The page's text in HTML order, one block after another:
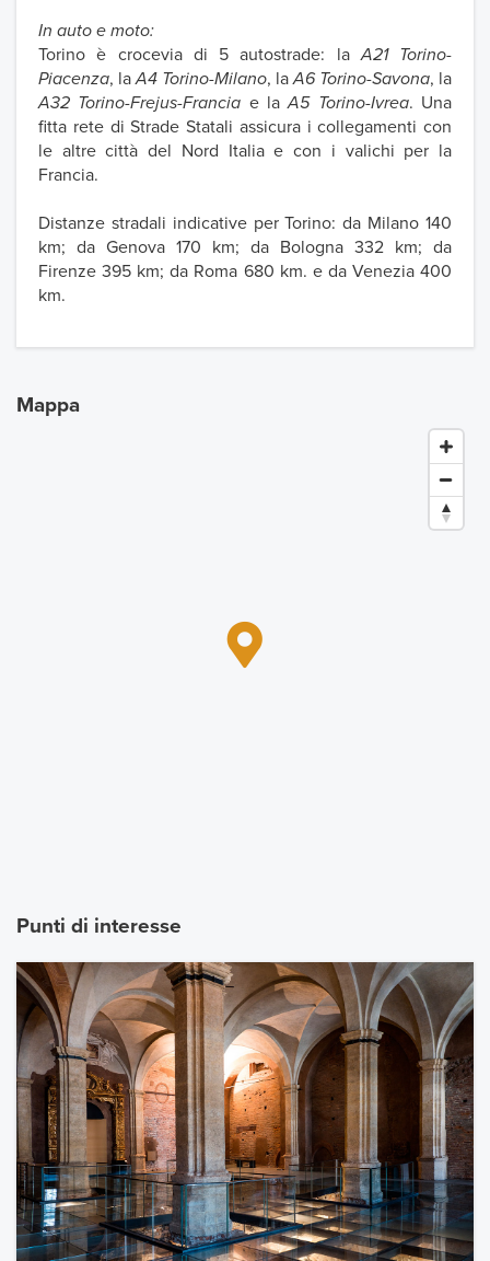
In auto e moto:
Torino è crocevia di 5 autostrade: laA21 Torino-
Piacenza, laA4 Torino-Milano, laA6 Torino-Savona, la
A32 Torino-Frejus-Francia e laA5 Torino-Ivrea. Una
fitta rete di Strade Statali assicura i collegamenti con
le altre città del Nord Italia e con i valichi per la
Francia.
Distanze stradali indicative per Torino: da Milano 140
km; da Genova 170 km; da Bologna 332 km; da
Firenze 395 km; da Roma 680 km. e da Venezia 400
km.
Mappa
Punti di interesse